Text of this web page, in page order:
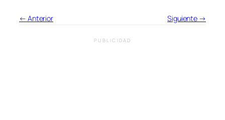
← Anterior Siguiente →
PUBLICIDAD